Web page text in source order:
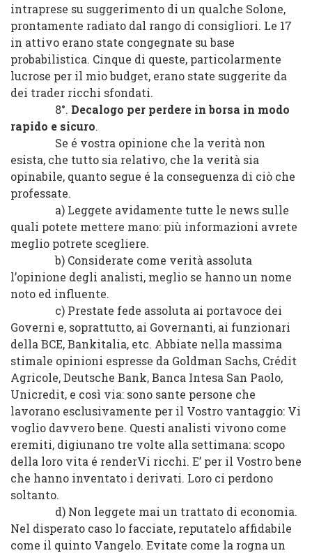
intraprese su suggerimento di un qualche Solone,
prontamente radiato dal rango di consigliori. Le 17
in attivo erano state congegnate su base
probabilistica. Cinque di queste, particolarmente
lucrose per il mio budget, erano state suggerite da
dei trader ricchi sfondati.
8°. Decalogo per perdere in borsa in modo
rapido e sicuro.
Se é vostra opinione che la verità non
esista, che tutto sia relativo, che la verità sia
opinabile, quanto segue é la conseguenza di ciò che
professate.
a) Leggete avidamente tutte le news sulle
quali potete mettere mano: più informazioni avrete
meglio potrete scegliere.
b) Considerate come verità assoluta
l’opinione degli analisti, meglio se hanno un nome
noto ed influente.
c) Prestate fede assoluta ai portavoce dei
Governi e, soprattutto, ai Governanti, ai funzionari
della BCE, Bankitalia, etc. Abbiate nella massima
stimale opinioni espresse da Goldman Sachs, Crédit
Agricole, Deutsche Bank, Banca Intesa San Paolo,
Unicredit, e così via: sono sante persone che
lavorano esclusivamente per il Vostro vantaggio: Vi
voglio davvero bene. Questi analisti vivono come
eremiti, digiunano tre volte alla settimana: scopo
della loro vita é renderVi ricchi. E’ per il Vostro bene
che hanno inventato i derivati. Loro ci perdono
soltanto.
d) Non leggete mai un trattato di economia.
Nel disperato caso lo facciate, reputatelo affidabile
come il quinto Vangelo. Evitate come la rogna un